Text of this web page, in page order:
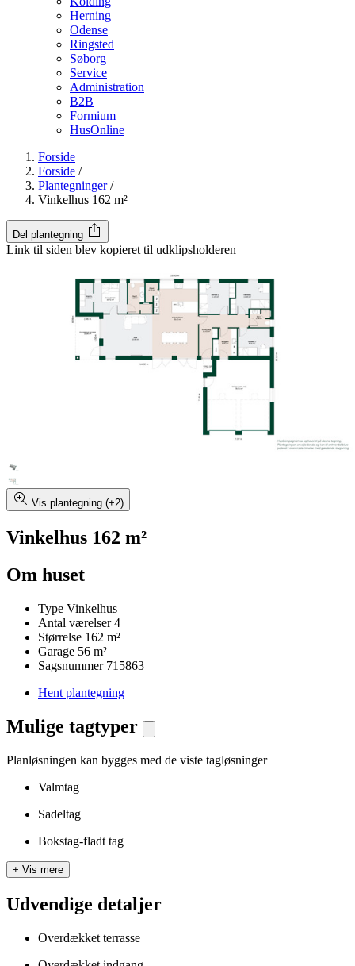
Herning
Odense
Ringsted
Søborg
Service
Administration
B2B
Formium
HusOnline
Forside
Forside /
Plantegninger /
Vinkelhus 162 m²
Del plantegning
Link til siden blev kopieret til udklipsholderen
Vis plantegning (+2)
Vinkelhus 162 m²
Om huset
Type Vinkelhus
Antal værelser 4
Størrelse 162 m²
Garage 56 m²
Sagsnummer 715863
Hent plantegning
Mulige tagtyper
Planløsningen kan bygges med de viste tagløsninger
Valmtag
Sadeltag
Bokstag-fladt tag
+ Vis mere
Udvendige detaljer
Overdækket terrasse